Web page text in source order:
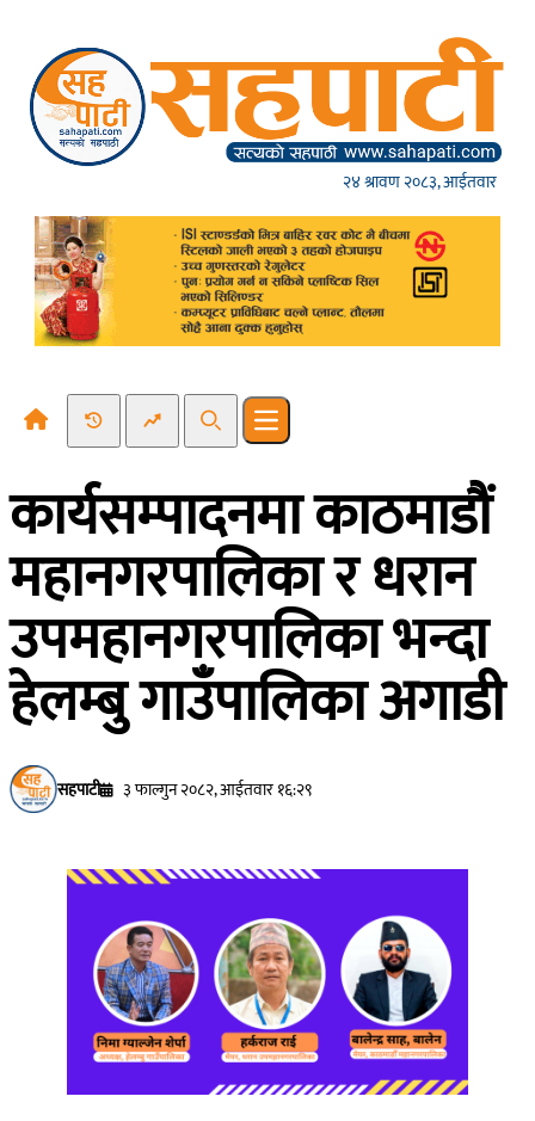
२४ श्रावण २०८३, आईतवार
Recent NewsTrending News
SearchOpen main menu
कार्यसम्पादनमा काठमाडौं
महानगरपालिका र धरान
उपमहानगरपालिका भन्दा
हेलम्बु गाउँपालिका अगाडी
सहपाटी ३ फाल्गुन २०८२, आईतवार १६:२९